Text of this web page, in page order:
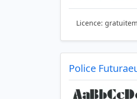
Licence:
Police